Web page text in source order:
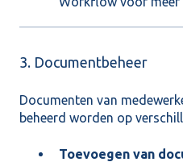
3. Documentbeheer
Documenten van
beheerd worden op
Toevoegen van